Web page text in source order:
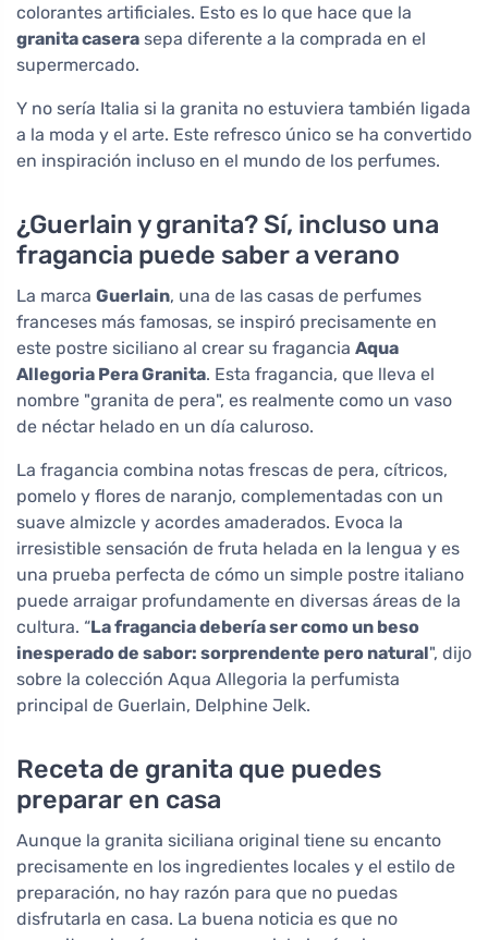
colorantes artificiales. Esto es lo que hace que la
granita casera sepa diferente a la comprada en el
supermercado.
Y no sería Italia si la granita no estuviera también ligada
a la moda y el arte. Este refresco único se ha convertido
en inspiración incluso en el mundo de los perfumes.
¿Guerlain y granita? Sí, incluso una
fragancia puede saber a verano
La marca Guerlain, una de las casas de perfumes
franceses más famosas, se inspiró precisamente en
este postre siciliano al crear su fragancia Aqua
Allegoria Pera Granita. Esta fragancia, que lleva el
nombre "granita de pera", es realmente como un vaso
de néctar helado en un día caluroso.
La fragancia combina notas frescas de pera, cítricos,
pomelo y flores de naranjo, complementadas con un
suave almizcle y acordes amaderados. Evoca la
irresistible sensación de fruta helada en la lengua y es
una prueba perfecta de cómo un simple postre italiano
puede arraigar profundamente en diversas áreas de la
cultura. “La fragancia debería ser como un beso
inesperado de sabor: sorprendente pero natural", dijo
sobre la colección Aqua Allegoria la perfumista
principal de Guerlain, Delphine Jelk.
Receta de granita que puedes
preparar en casa
Aunque la granita siciliana original tiene su encanto
precisamente en los ingredientes locales y el estilo de
preparación, no hay razón para que no puedas
disfrutarla en casa. La buena noticia es que no